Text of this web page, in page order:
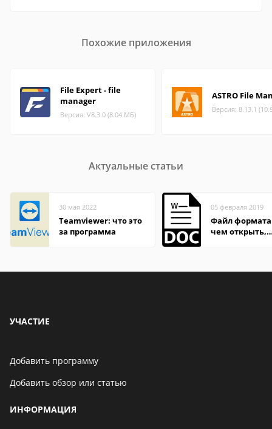
Похожие приложения
File Expert - file
manager
Версия: V8.3.0 (8.04 МБ)
ASTRO File
Версия: 8.13.1
Актуальные статьи
30 мая 2022
Teamviewer: что это
за программа
05 февраля 2019
Файл формата
чем открыть,
УЧАСТИЕ
Добавить программу
Добавить обзор или статью
ИНФОРМАЦИЯ